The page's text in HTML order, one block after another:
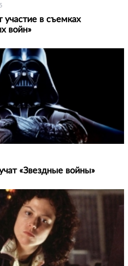
участие в съемках
войн»
«Звездные войны»